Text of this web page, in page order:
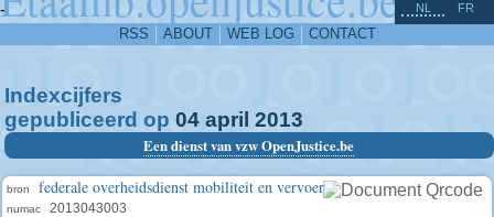
-
RSS ABOUT WEB LOG CONTACT
NL FR
Indexcijfers
gepubliceerd op 04 april 2013
Een dienst van vzw OpenJustice.be
bron federale overheidsdienst mobiliteit en vervoer
numac 2013043003
^